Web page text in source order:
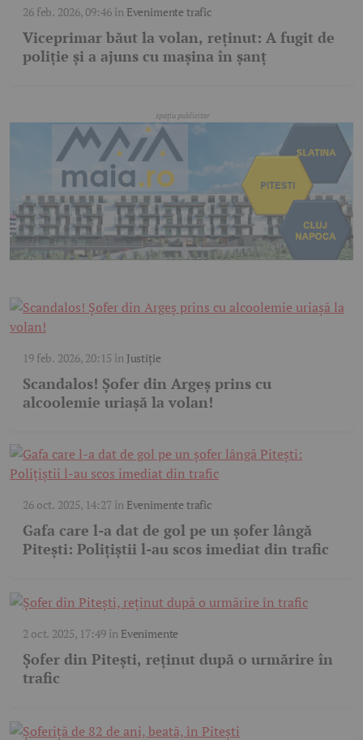
26 feb. 2026, 09:46în Evenimente trafic
Viceprimar băut la volan, reținut: A fugit de
poliție și a ajuns cu mașina în șanț
19 feb. 2026, 20:15 în Justiție
Scandalos! Șofer din Argeș prins cu
alcoolemie uriașă la volan!
26 oct. 2025, 14:27în Evenimente trafic
Gafa care l-a dat de gol pe un șofer lângă
Pitești: Polițiștii l-au scos imediat din trafic
2 oct. 2025, 17:49în Evenimente
Șofer din Pitești, reținut după o urmărire în
trafic